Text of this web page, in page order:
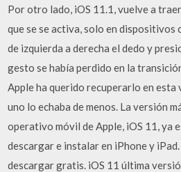
Por otro lado, iOS 11.1, vuelve a
que se se activa, solo en dispositivos
de izquierda a derecha el dedo y
gesto se había perdido en la
Apple ha querido recuperarlo en esta
uno lo echaba de menos. La versión
operativo móvil de Apple, iOS 11, ya
descargar e instalar en iPhone y
descargar gratis. iOS 11 última